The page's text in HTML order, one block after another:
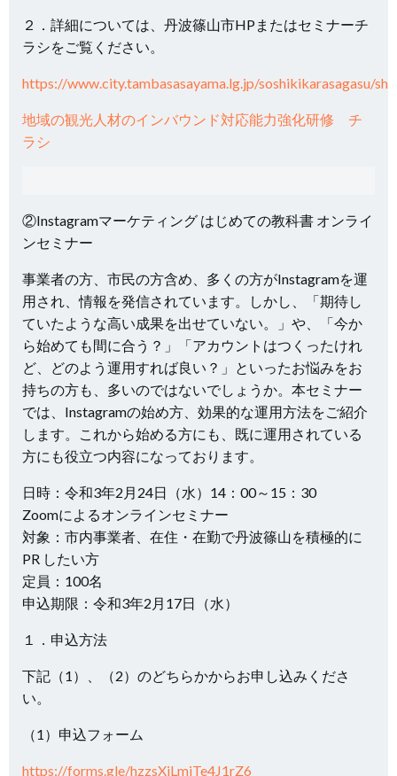
２．詳細については、丹波篠山市HPまたはセミナーチ
ラシをご覧ください。
https://www.city.tambasasayama.lg.jp/soshikikarasagasu/
地域の観光人材のインバウンド対応能力強化研修 チ
ラシ
②Instagramマーケティング はじめての教科書 オンライ
ンセミナー
事業者の方、市民の方含め、多くの方がInstagramを運
用され、情報を発信されています。しかし、「期待し
ていたような高い成果を出せていない。」や、「今か
ら始めても間に合う？」「アカウントはつくったけれ
ど、どのよう運用すれば良い？」といったお悩みをお
持ちの方も、多いのではないでしょうか。本セミナー
では、Instagramの始め方、効果的な運用方法をご紹介
します。これから始める方にも、既に運用されている
方にも役立つ内容になっております。
日時：令和3年2月24日（水）14：00～15：30
Zoomによるオンラインセミナー
対象：市内事業者、在住・在勤で丹波篠山を積極的に
PR したい方
定員：100名
申込期限：令和3年2月17日（水）
１．申込方法
下記（1）、（2）のどちらかからお申し込みくださ
い。
（1）申込フォーム
https://forms.gle/hzzsXiLmjTe4J1rZ6